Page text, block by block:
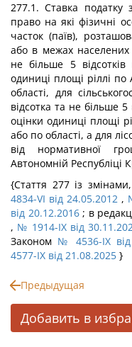
277.1. Ставка податку
право на які фізичні
часток (паїв),
або в межах населених
не більше 5
одиниці площі ріллі
області, для
відсотка та не більше 5
оцінки одиниці площі
або по області, а для
від нормативної
Автономній Республіці
{Стаття 277 із
4834-VI від 24.05.2012,
від 20.12.2016; в
, № 1914-IX від
Законом № 4536-IX від
4577-IX від 21.08.2025 }
Предыдущая
Добавить в